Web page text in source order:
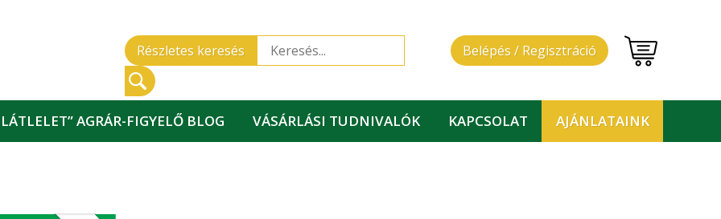
Belépés / Regisztráció
Részletes keresés
AGRÁR-FIGYELŐ BLOG VÁSÁRLÁSI TUDNIVALÓK KAPCSOLAT AJÁNLATAINK